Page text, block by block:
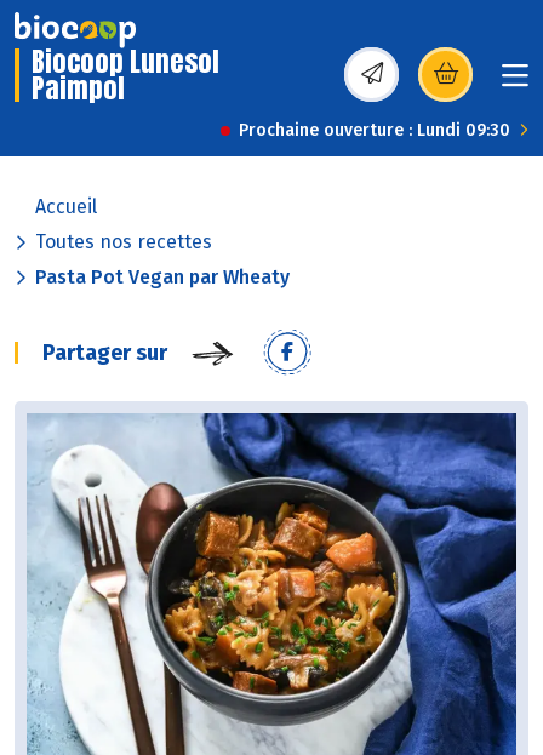
Biocoop Lunesol
Paimpol (s’ouvre dans une
Prochaine ouverture : Lundi 09:30
Accueil
Toutes nos recettes
Pasta Pot Vegan par Wheaty
Partager sur